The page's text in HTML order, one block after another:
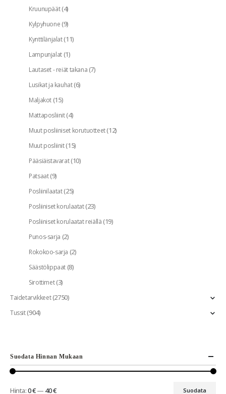
Kruunupäät(4)
Kylpyhuone(9)
Kynttilänjalat(11)
Lampunjalat(1)
Lautaset - reiät takana(7)
Lusikat ja kauhat(6)
Maljakot(15)
Mattaposliinit(4)
Muut posliiniset korutuotteet(12)
Muut posliinit(15)
Pääsiäistavarat(10)
Patsaat(9)
Posliinilaatat(25)
Posliiniset korulaatat(23)
Posliiniset korulaatat reiällä(19)
Punos-sarja (2)
Rokokoo-sarja (2)
Säästölippaat(8)
Sirottimet(3)
Taidetarvikkeet(2750)
Tussit(904)
Suodata Hinnan Mukaan
Suodata
Hinta:0 €— 40 €